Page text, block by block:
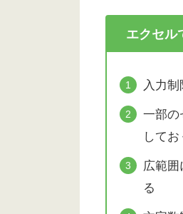
エクセル
入力
一部の
してお
広範囲
る